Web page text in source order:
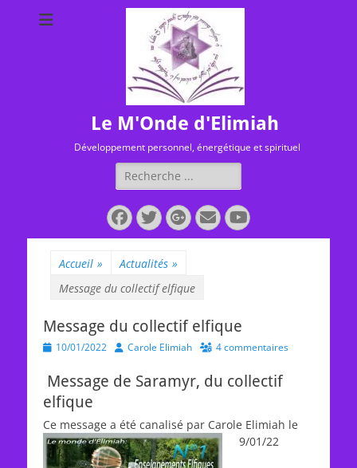
Le M'Onde d'Elimiah
Développement personnel, énergétique et spirituel
Rechercher :
Facebook
Twitter
Googleplus
E-
mail
YouTube
Accueil » Actualités »
Message du collectif elfique
Message du collectif elfique
Posted10/01/2022 Author
Carole Elimiah 4 commentaires
Message de Saramyr, du collectif
elfique
Ce message a été canalisé par Carole Elimiah le
9/01/22